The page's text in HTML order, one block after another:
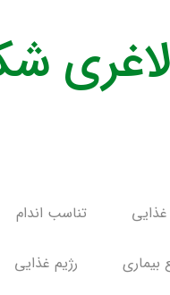
غذایی تناسب اندام
بیماری رژیم غذایی